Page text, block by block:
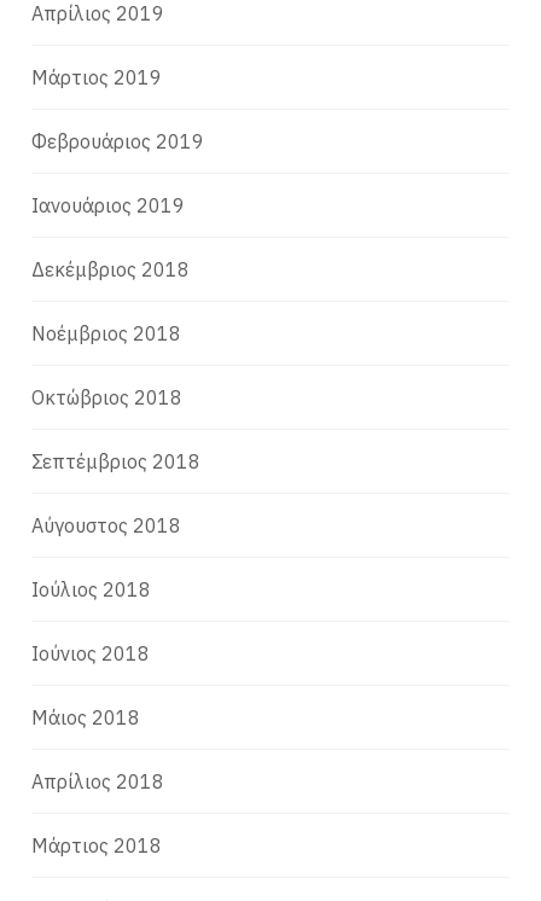
Απρίλιος 2019
Μάρτιος 2019
Φεβρουάριος 2019
Ιανουάριος 2019
Δεκέμβριος 2018
Νοέμβριος 2018
Οκτώβριος 2018
Σεπτέμβριος 2018
Αύγουστος 2018
Ιούλιος 2018
Ιούνιος 2018
Μάιος 2018
Απρίλιος 2018
Μάρτιος 2018